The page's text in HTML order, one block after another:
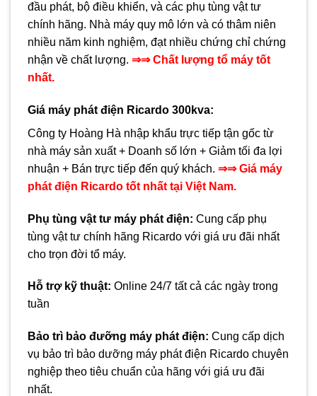
đầu phát, bộ điều khiển, và các phụ tùng vật tư
chính hãng. Nhà máy quy mô lớn và có thâm niên
nhiều năm kinh nghiệm, đạt nhiều chứng chỉ chứng
nhận về chất lượng. ⇒⇒ Chất lượng tổ máy tốt
nhất.
Giá máy phát điện Ricardo 300kva:
Công ty Hoàng Hà nhập khẩu trực tiếp tận gốc từ
nhà máy sản xuất + Doanh số lớn + Giảm tối đa lợi
nhuận + Bán trực tiếp đến quý khách. ⇒⇒ Giá máy
phát điện Ricardo tốt nhất tại Việt Nam.
Phụ tùng vật tư máy phát điện: Cung cấp phụ
tùng vật tư chính hãng Ricardo với giá ưu đãi nhất
cho trọn đời tổ máy.
Hỗ trợ kỹ thuật: Online 24/7 tất cả các ngày trong
tuần
Bảo trì bảo đưỡng máy phát điện: Cung cấp dịch
vụ bảo trì bảo dưỡng máy phát điện Ricardo chuyên
nghiệp theo tiêu chuẩn của hãng với giá ưu đãi
nhất.